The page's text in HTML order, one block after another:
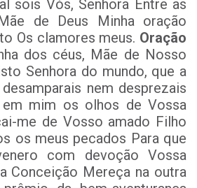
sois Vós, Senhora Entre as
de Deus Minha oração
Os clamores meus. Oração
dos céus, Mãe de Nosso
Senhora do mundo, que a
nem desprezais
em mim os olhos de Vossa
me de Vosso amado Filho
os meus pecados Para que
com devoção Vossa
Conceição Mereça na outra